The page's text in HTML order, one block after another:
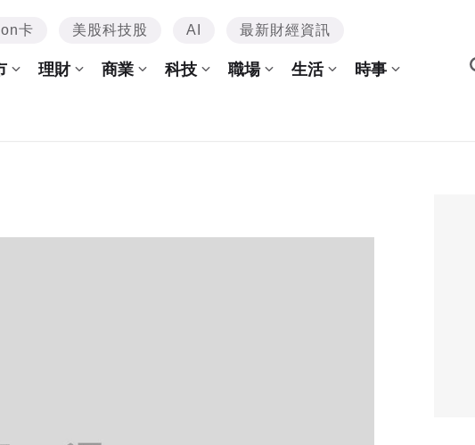
卡 美股科技股 AI 最新財經資訊
理財 商業 科技 職場 生活 時事